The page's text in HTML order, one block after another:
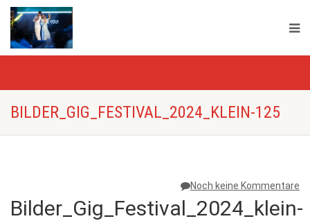
BILDER_GIG_FESTIVAL_2024_KLEIN-125
Noch keine Kommentare
Bilder_Gig_Festival_2024_klein-